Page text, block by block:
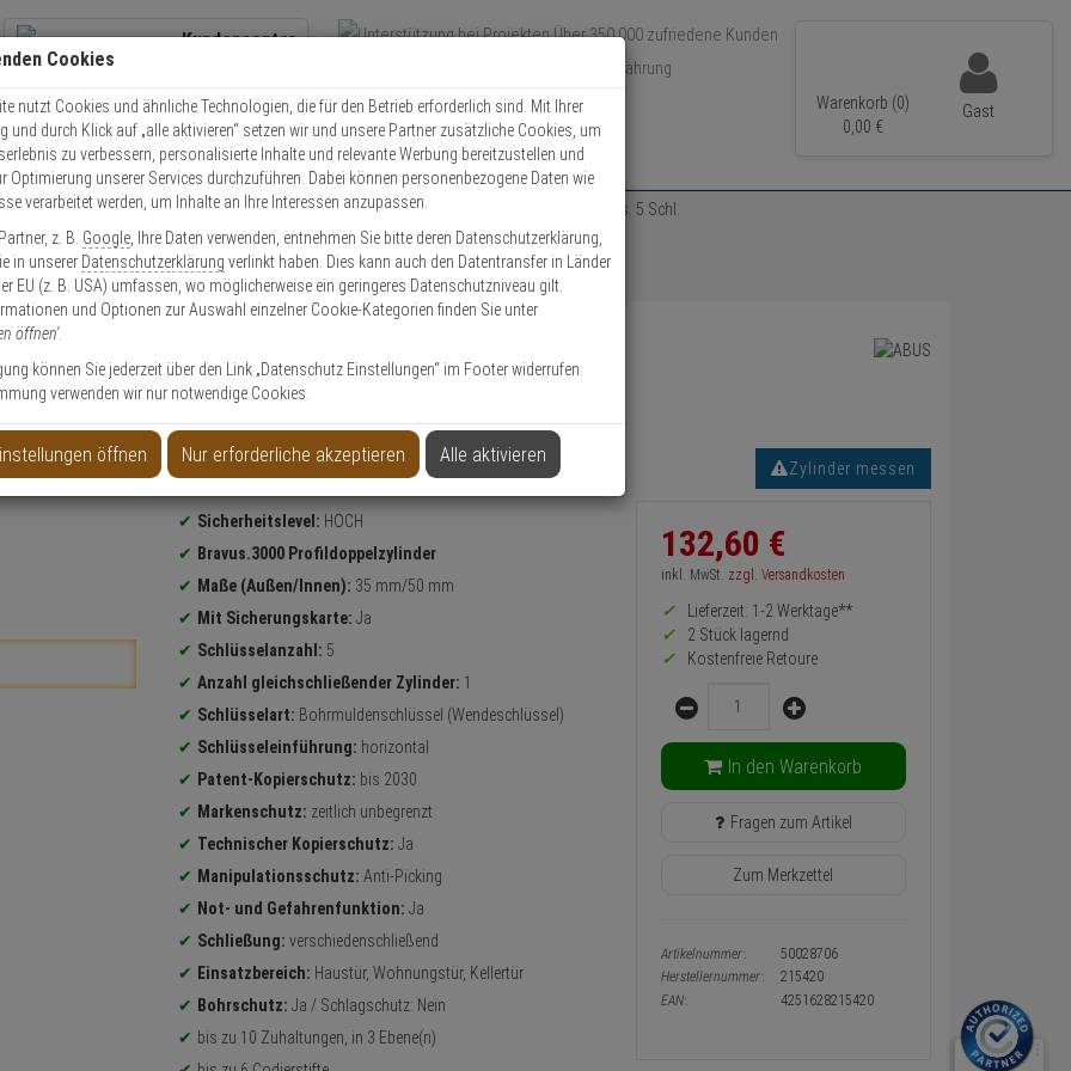
Kundencenter
Kontaktservice nutzen
Mo. - Do.: 8:00 - 16:30 Fr. 8:00 - 14:00 Uhr
Über 350.000 zufriedene Kunden
Über 15 Jahre Erfahrung
Schneller Versand
Warenkorb (0)
0, 00 €
Gast
Schließzylinder Schließzylinder Set Abus Bravus 3000 Doppelzylinder 35/50 vs. 5 Schl.
35/50 vs. 5 Schl.
Zylinder messen
Produktinformationen
Sicherheitslevel: HOCH
Bravus.3000 Profildoppelzylinder
Maße (Außen/Innen): 35 mm/50 mm
Mit Sicherungskarte: Ja
Schlüsselanzahl: 5
Anzahl gleichschließender Zylinder: 1
Schlüsselart: Bohrmuldenschlüssel (Wendeschlüssel)
Schlüsseleinführung: horizontal
Patent-Kopierschutz: bis 2030
Markenschutz: zeitlich unbegrenzt
Technischer Kopierschutz: Ja
Manipulationsschutz: Anti-Picking
Not- und Gefahrenfunktion: Ja
Schließung: verschiedenschließend
Einsatzbereich: Haustür, Wohnungstür, Kellertür
Bohrschutz: Ja / Schlagschutz: Nein
bis zu 10 Zuhaltungen, in 3 Ebene(n)
Informationen
zurück
Preis,
und
Warenkorb-
oder
Button
132,60 €
inkl. MwSt. zzgl. Versandkosten
Lieferzeit: 1-2 Werktage**
2 Stück lagernd
Kostenfreie Retoure
Menge
In den Warenkorb
Fragen zum Artikel
Zum Merkzettel
Artikelnummer:
50028706
Herstellernummer:
215420
EAN:
4251628215420
Cookies
nutzt Cookies und ähnliche Technologien, die für den Betrieb erforderlich sind. Mit Ihrer
und durch Klick auf „alle aktivieren“ setzen wir und unsere Partner zusätzliche Cookies, um
zu verbessern, personalisierte Inhalte und relevante Werbung bereitzustellen und
Optimierung unserer Services durchzuführen. Dabei können personenbezogene Daten wie
verarbeitet werden, um Inhalte an Ihre Interessen anzupassen.
z. B. Google , Ihre Daten verwenden, entnehmen Sie bitte deren Datenschutzerklärung,
in unserer Datenschutzerklärung verlinkt haben. Dies kann auch den Datentransfer in Länder
EU (z. B. USA) umfassen, wo möglicherweise ein geringeres Datenschutzniveau gilt.
und Optionen zur Auswahl einzelner Cookie-Kategorien finden Sie unter
öffnen'.
können Sie jederzeit über den Link „Datenschutz Einstellungen“ im Footer widerrufen.
verwenden wir nur notwendige Cookies.
öffnen Nur erforderliche akzeptieren Alle aktivieren